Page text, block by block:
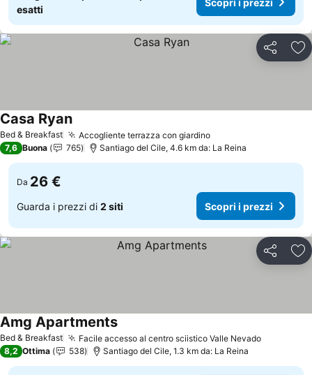
esatti
Condividi
Bed & Breakfast Accogliente terrazza con giardino
Casa Ryan
7,6 Buona 765 Santiago del Cile, 4.6 km da: La Reina
Da 26 €
Guarda i prezzi di 2 siti Scopri i prezzi
Condividi
Bed & Breakfast Facile accesso al centro sciistico Valle Nevado
Amg Apartments
8,2 Ottima 538 Santiago del Cile, 1.3 km da: La Reina